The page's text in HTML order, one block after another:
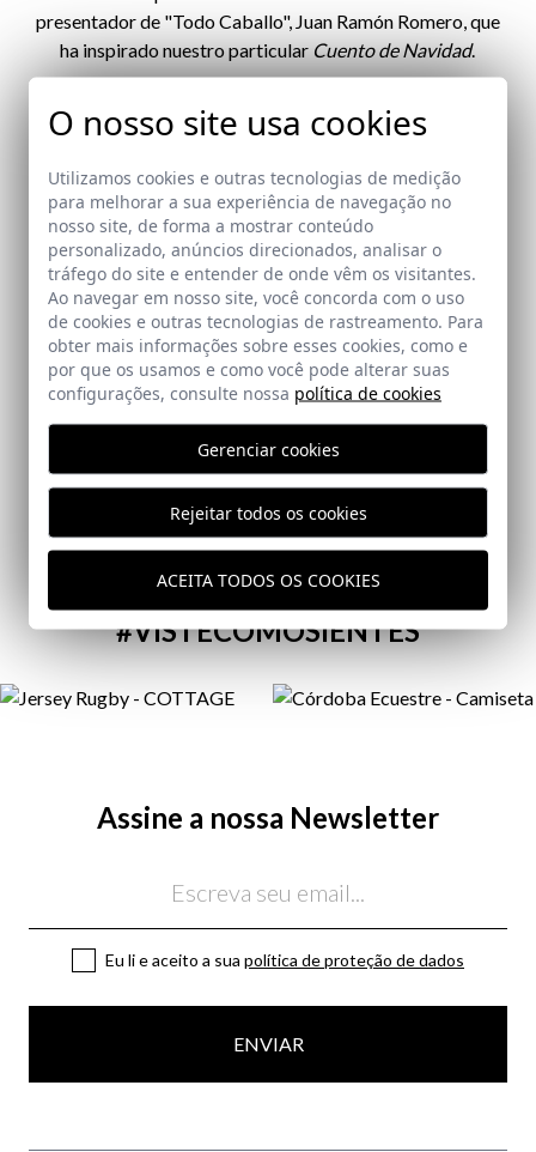
presentador de "Todo Caballo", Juan Ramón Romero, que
ha inspirado nuestro particular Cuento de Navidad.
VER HISTORIA
#VISTECOMOSIENTES
Assine a nossa Newsletter
Eu li e aceito a sua política de proteção de dados
ENVIAR
O nosso site usa cookies
Utilizamos cookies e outras tecnologias de medição
para melhorar a sua experiência de navegação no
nosso site, de forma a mostrar conteúdo
personalizado, anúncios direcionados, analisar o
tráfego do site e entender de onde vêm os visitantes.
Ao navegar em nosso site, você concorda com o uso
de cookies e outras tecnologias de rastreamento. Para
obter mais informações sobre esses cookies, como e
por que os usamos e como você pode alterar suas
configurações, consulte nossa política de cookies
Gerenciar cookies
Rejeitar todos os cookies
ACEITA TODOS OS COOKIES